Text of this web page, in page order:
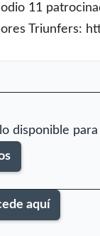
11
Triunfers:
disponible
aquí